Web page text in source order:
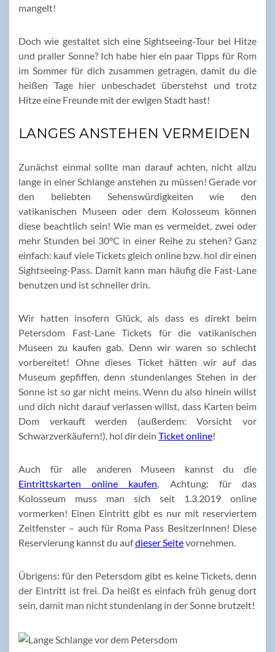
mangelt!
Doch wie gestaltet sich eine Sightseeing-Tour bei Hitze
und praller Sonne? Ich habe hier ein paar Tipps für Rom
im Sommer für dich zusammen getragen, damit du die
heißen Tage hier unbeschadet überstehst und trotz
Hitze eine Freunde mit der ewigen Stadt hast!
LANGES ANSTEHEN VERMEIDEN
Zunächst einmal sollte man darauf achten, nicht allzu
lange in einer Schlange anstehen zu müssen! Gerade vor
den beliebten Sehenswürdigkeiten wie den
vatikanischen Museen oder dem Kolosseum können
diese beachtlich sein! Wie man es vermeidet, zwei oder
mehr Stunden bei 30°C in einer Reihe zu stehen? Ganz
einfach: kauf viele Tickets gleich online bzw. hol dir einen
Sightseeing-Pass. Damit kann man häufig die Fast-Lane
benutzen und ist schneller drin.
Wir hatten insofern Glück, als dass es direkt beim
Petersdom Fast-Lane Tickets für die vatikanischen
Museen zu kaufen gab. Denn wir waren so schlecht
vorbereitet! Ohne dieses Ticket hätten wir auf das
Museum gepfiffen, denn stundenlanges Stehen in der
Sonne ist so gar nicht meins. Wenn du also hinein willst
und dich nicht darauf verlassen willst, dass Karten beim
Dom verkauft werden (außerdem: Vorsicht vor
Schwarzverkäufern!), hol dir dein Ticket online!
Auch für alle anderen Museen kannst du die
Eintrittskarten online kaufen. Achtung: für das
Kolosseum muss man sich seit 1.3.2019 online
vormerken! Einen Eintritt gibt es nur mit reserviertem
Zeitfenster – auch für Roma Pass BesitzerInnen! Diese
Reservierung kannst du aufdieser Seitevornehmen.
Übrigens: für den Petersdom gibt es keine Tickets, denn
der Eintritt ist frei. Da heißt es einfach früh genug dort
sein, damit man nicht stundenlang in der Sonne brutzelt!